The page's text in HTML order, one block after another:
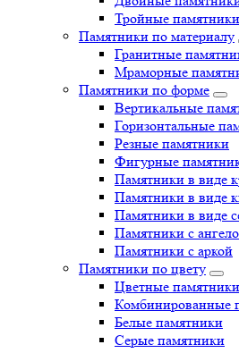
Тройные памятники
Памятники по материалу
Гранитные
Мраморные
Памятники по форме
Вертикальные
Горизонтальные
Резные памятники
Фигурные
Памятники в виде
Памятники в виде
Памятники в виде
Памятники с
Памятники с аркой
Памятники по цвету
Цветные памятники
Комбинированные
Белые памятники
Серые памятники